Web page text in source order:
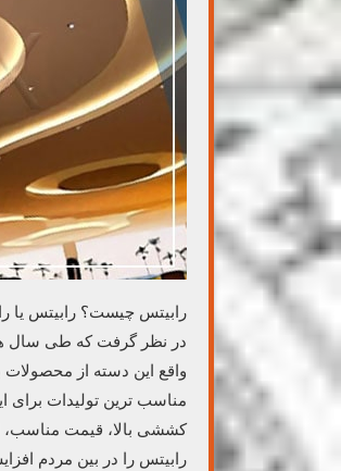
رابیتس چیست؟ رابیتس یا
در نظر گرفت که طی سال
واقع این دسته از محصولات
مناسب ترین تولیدات برای
کششی بالا، قیمت مناسب،
رابیتس را در بین مردم